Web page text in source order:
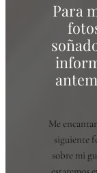
Para
Me
siguiente
sobre mi